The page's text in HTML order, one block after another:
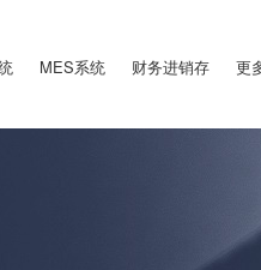
MES系统 财务进销存 更